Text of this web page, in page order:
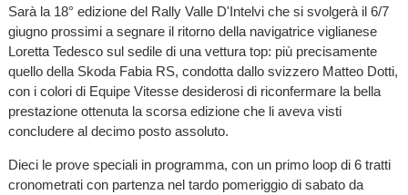
Sarà la 18° edizione del Rally Valle D'Intelvi che si svolgerà il 6/7
giugno prossimi a segnare il ritorno della navigatrice viglianese
Loretta Tedesco sul sedile di una vettura top: più precisamente
quello della Skoda Fabia RS, condotta dallo svizzero Matteo Dotti,
con i colori di Equipe Vitesse desiderosi di riconfermare la bella
prestazione ottenuta la scorsa edizione che li aveva visti
concludere al decimo posto assoluto.
Dieci le prove speciali in programma, con un primo loop di 6 tratti
cronometrati con partenza nel tardo pomeriggio di sabato da